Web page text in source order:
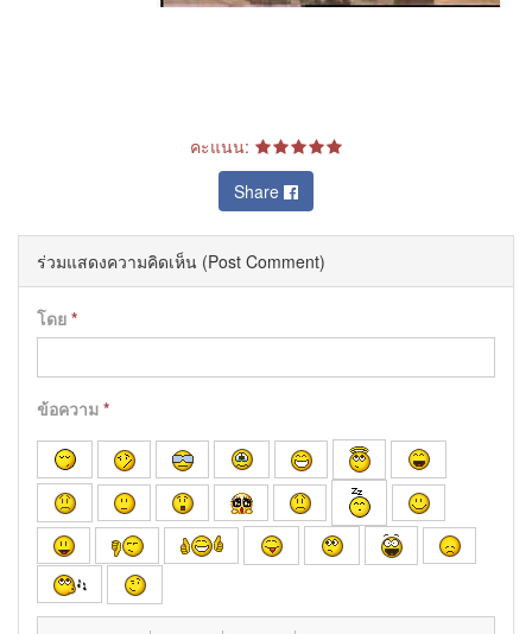
คะแนน:
Share
ร่วมแสดงความคิดเห็น (Post Comment)
โดย *
ข้อความ *